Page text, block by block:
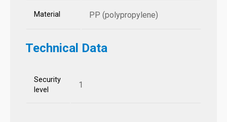
Material PP (polypropylene)
Technical Data
Security
level
1